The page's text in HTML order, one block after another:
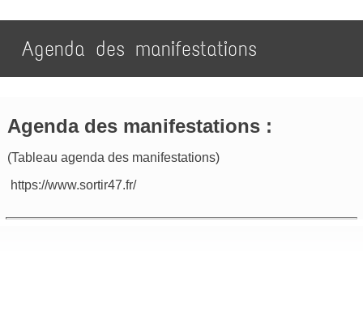
Agenda des manifestations
Agenda des manifestations :
(Tableau agenda des manifestations)
https://www.sortir47.fr/